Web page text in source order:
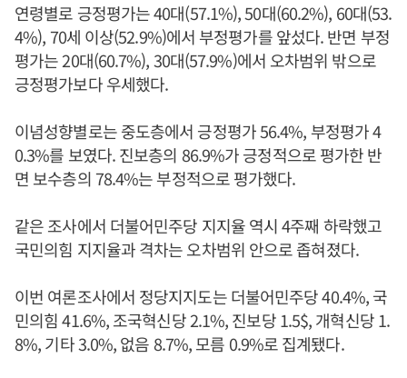
연령별로 긍정평가는 40대(57.1%), 50대(60.2%), 60대(53.
4%), 70세 이상(52.9%)에서 부정평가를 앞섰다. 반면 부정
평가는 20대(60.7%), 30대(57.9%)에서 오차범위 밖으로
긍정평가보다 우세했다.
이념성향별로는 중도층에서 긍정평가 56.4%, 부정평가 4
0.3%를 보였다. 진보층의 86.9%가 긍정적으로 평가한 반
면 보수층의 78.4%는 부정적으로 평가했다.
같은 조사에서 더불어민주당 지지율 역시 4주째 하락했고
국민의힘 지지율과 격차는 오차범위 안으로 좁혀졌다.
이번 여론조사에서 정당지지도는 더불어민주당 40.4%, 국
민의힘 41.6%, 조국혁신당 2.1%, 진보당 1.5$, 개혁신당 1.
8%, 기타 3.0%, 없음 8.7%, 모름 0.9%로 집계됐다.